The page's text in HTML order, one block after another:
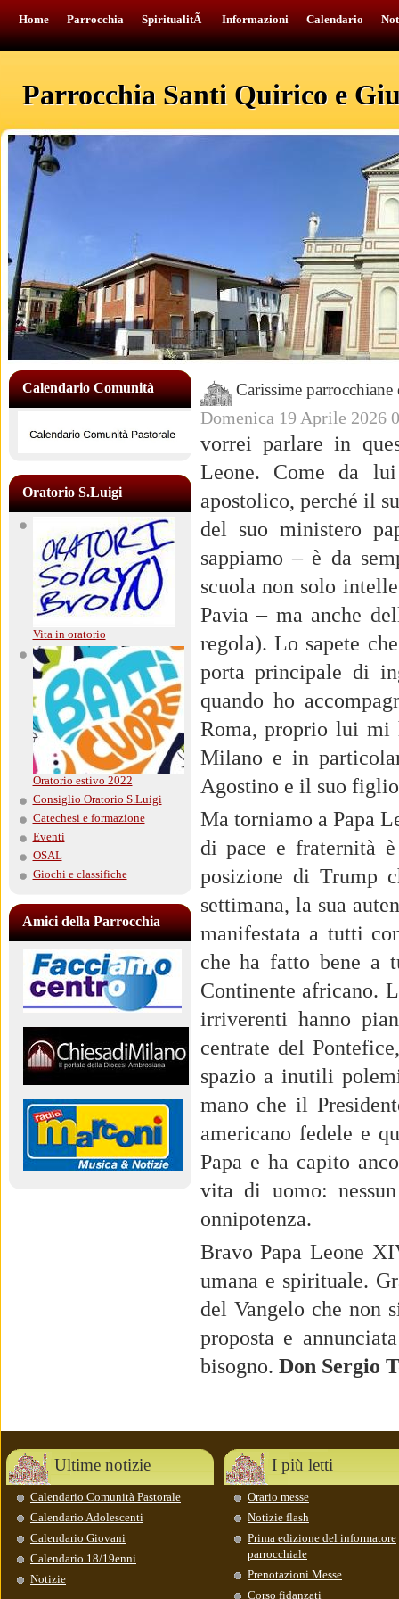
Home Parrocchia SpiritualitÃ Informazioni Calendario
Parrocchia Santi Quirico e
Calendario Comunità
Oratorio S.Luigi
Vita in oratorio
Oratorio estivo 2022
Consiglio Oratorio S.Luigi
Catechesi e formazione
Eventi
OSAL
Giochi e classifiche
Amici della Parrocchia
Carissime
Domenica 19 Aprile 2026
vorrei parlare in
Leone. Come da
apostolico, perché il
del suo ministero
sappiamo – è da
scuola non solo
Pavia – ma anche
regola). Lo sapete
porta principale di
quando ho
Roma, proprio lui mi
Milano e in
Agostino e il suo
Ma torniamo a Papa
di pace e fraternità
posizione di Trump
settimana, la sua
manifestata a tutti
che ha fatto bene a
Continente africano.
irriverenti hanno
centrate del
spazio a inutili
mano che il
americano fedele e
Papa e ha capito
vita di uomo:
onnipotenza.
Bravo Papa Leone
umana e spirituale.
del Vangelo che non
proposta e
bisogno. Don Sergio
Ultime notizie
Calendario Comunità Pastorale
Calendario Adolescenti
Calendario Giovani
Calendario 18/19enni
Notizie
I più letti
Orario messe
Notizie flash
Prima edizione del informatore
parrocchiale
Prenotazioni Messe
Corso fidanzati